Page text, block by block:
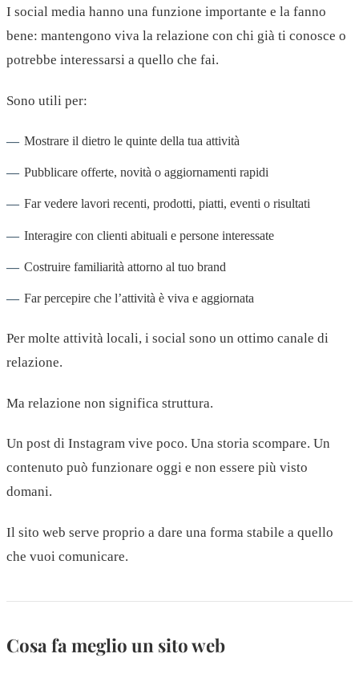
I social media hanno una funzione importante e la fanno
bene: mantengono viva la relazione con chi già ti conosce o
potrebbe interessarsi a quello che fai.
Sono utili per:
Mostrare il dietro le quinte della tua attività
Pubblicare offerte, novità o aggiornamenti rapidi
Far vedere lavori recenti, prodotti, piatti, eventi o risultati
Interagire con clienti abituali e persone interessate
Costruire familiarità attorno al tuo brand
Far percepire che l’attività è viva e aggiornata
Per molte attività locali, i social sono un ottimo canale di
relazione.
Ma relazione non significa struttura.
Un post di Instagram vive poco. Una storia scompare. Un
contenuto può funzionare oggi e non essere più visto
domani.
Il sito web serve proprio a dare una forma stabile a quello
che vuoi comunicare.
Cosa fa meglio un sito web